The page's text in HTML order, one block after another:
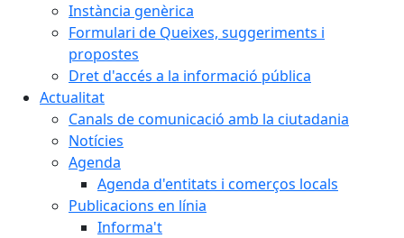
Instància genèrica
Formulari de Queixes, suggeriments i
propostes
Dret d'accés a la informació pública
Actualitat
Canals de comunicació amb la ciutadania
Notícies
Agenda
Agenda d'entitats i comerços locals
Publicacions en línia
Informa't